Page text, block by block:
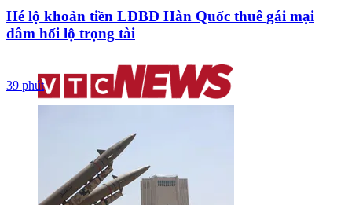
Hé lộ khoản tiền LĐBĐ Hàn Quốc thuê gái mại
dâm hối lộ trọng tài
39 phút